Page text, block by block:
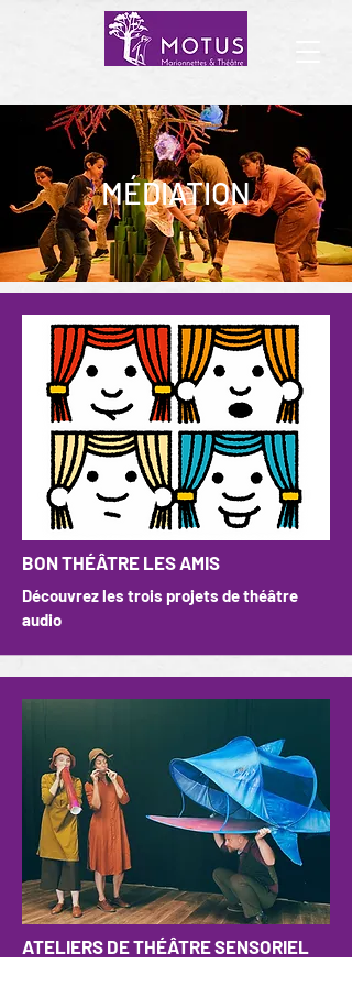
MÉDIATION
BON THÉÂTRE LES AMIS
Découvrez les trois projets de théâtre
audio
ATELIERS DE THÉÂTRE SENSORIEL